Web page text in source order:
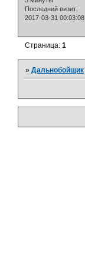
Последний визит:
2017-03-31 00:03:08
Страница:1
»Дальнобойщик